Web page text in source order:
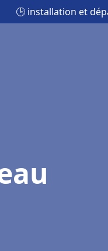
🕒 installation et